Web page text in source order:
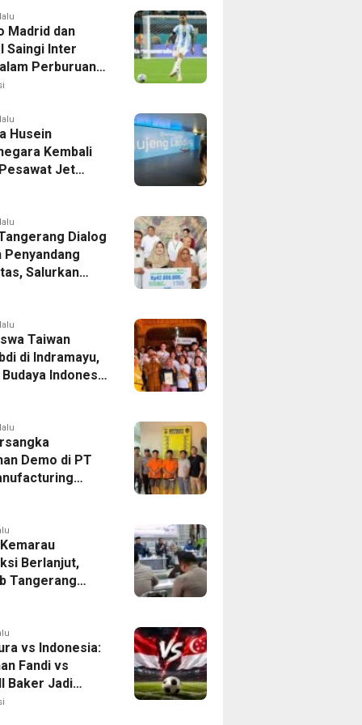
Madrid dan
Saingi Inter
Perburuan
Husein
Kembali
Jet
Agustus 2026,
Denpasar
Dialog
Penyandang
Salurkan
dan Tampung
Taiwan
di Indramayu,
Indonesia
Pekerja
Demo di PT
Ditahan, Polda
Pengelolaan
Berlanjut,
Tangerang
Langkah
vs Indonesia:
Fandi vs
Baker Jadi
di Piala AFF